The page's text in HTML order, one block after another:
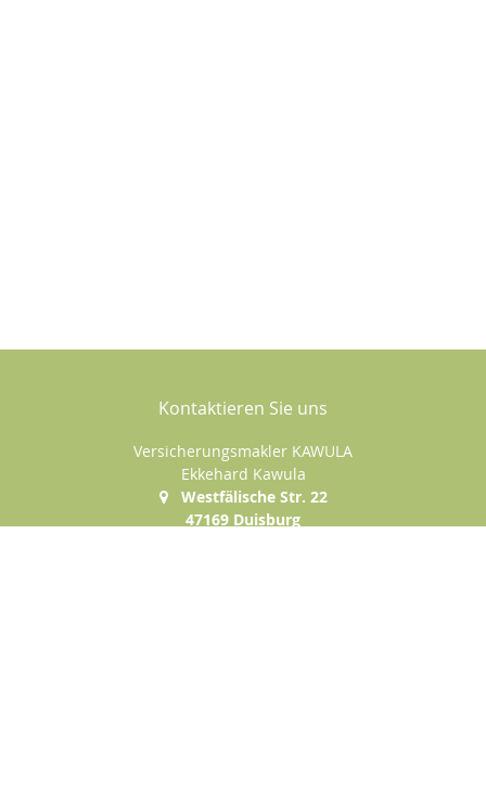
Kontaktieren Sie uns
Versicherungsmakler KAWULA
Ekkehard Kawula
Westfälische Str. 22
47169 Duisburg